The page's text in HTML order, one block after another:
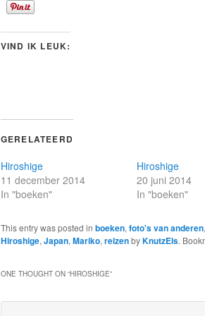
VIND IK LEUK:
GERELATEERD
Hiroshige
11 december 2014
In "boeken"
Hiroshige
20 juni 2014
In "boeken"
This entry was posted in boeken,foto's van anderen,
Hiroshige,Japan,Mariko,reizenbyKnutzEls.
ONE THOUGHT ON “HIROSHIGE”